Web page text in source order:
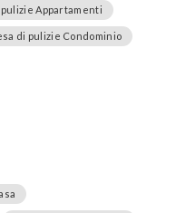
Appartamenti
di pulizie Condominio